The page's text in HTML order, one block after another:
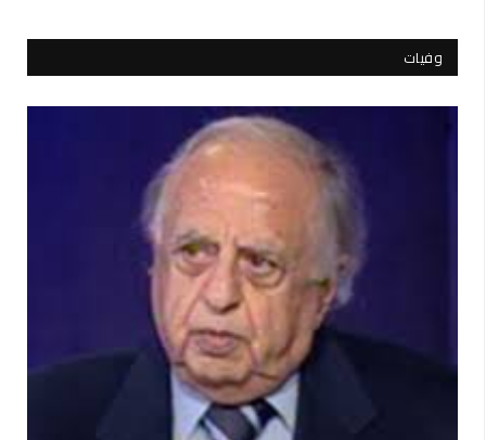
وفيات